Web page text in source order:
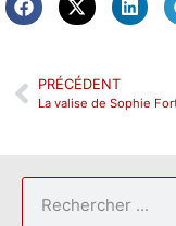
PRÉCÉDENT
La valise de Sophie